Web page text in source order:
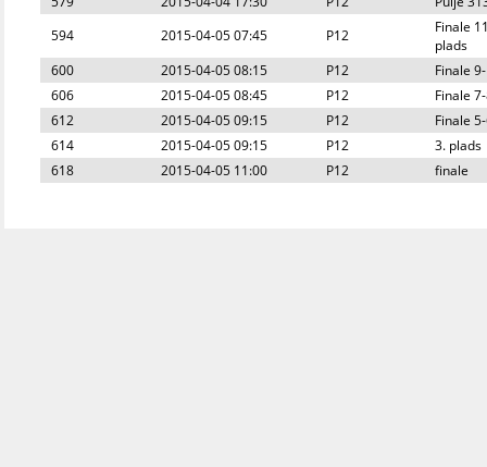
594
2015-04-05 07:45 P12
Finale
plads
600
2015-04-05 08:15 P12
Finale
606
2015-04-05 08:45 P12
Finale
612
2015-04-05 09:15 P12
Finale
614
2015-04-05 09:15 P12
3. plads
618
2015-04-05 11:00 P12 finale